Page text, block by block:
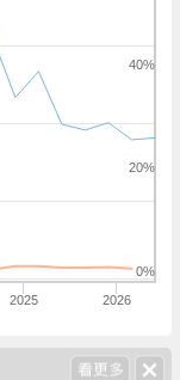
2025 2026
0%
20%
40%